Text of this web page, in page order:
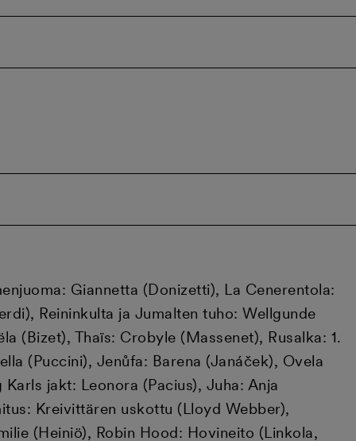
Giannetta (Donizetti), La Cenerentola:
Reininkulta ja Jumalten tuho: Wellgunde
(Bizet), Thaïs: Crobyle (Massenet), Rusalka: 1.
(Puccini), Jenůfa: Barena (Janáček), Ovela
jakt: Leonora (Pacius), Juha: Anja
Kreivittären uskottu (Lloyd Webber),
(Heiniö), Robin Hood: Hovineito (Linkola,